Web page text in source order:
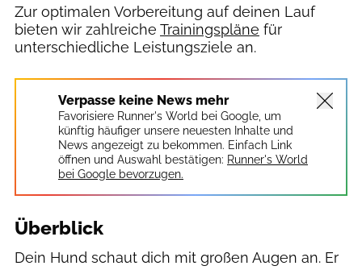
Zur optimalen Vorbereitung auf deinen Lauf
bieten wir zahlreiche Trainingspläne für
unterschiedliche Leistungsziele an.
Verpasse keine News mehr
Favorisiere Runner's World bei Google, um
künftig häufiger unsere neuesten Inhalte und
News angezeigt zu bekommen. Einfach Link
öffnen und Auswahl bestätigen: Runner's World
bei Google bevorzugen.
Überblick
Dein Hund schaut dich mit großen Augen an. Er